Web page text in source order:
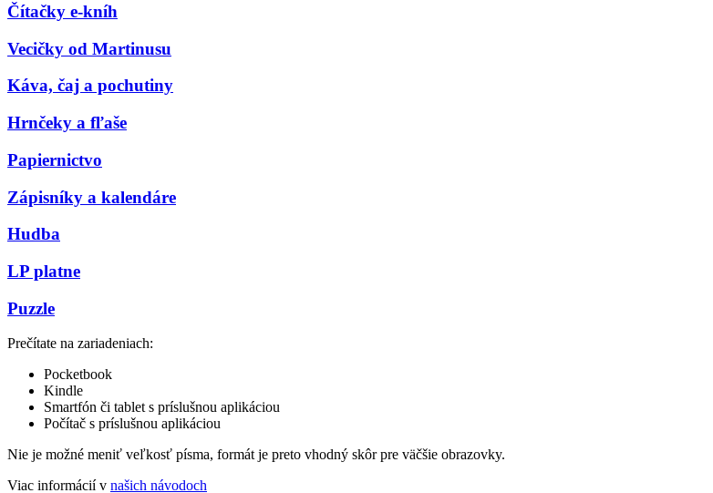
Čítačky e-kníh
Vecičky od Martinusu
Káva, čaj a pochutiny
Hrnčeky a fľaše
Papiernictvo
Zápisníky a kalendáre
Hudba
LP platne
Puzzle
Prečítate na zariadeniach:
Pocketbook
Kindle
Smartfón či tablet s príslušnou aplikáciou
Počítač s príslušnou aplikáciou
Nie je možné meniť veľkosť písma, formát je preto vhodný skôr pre väčšie obrazovky.
Viac informácií v našich návodoch